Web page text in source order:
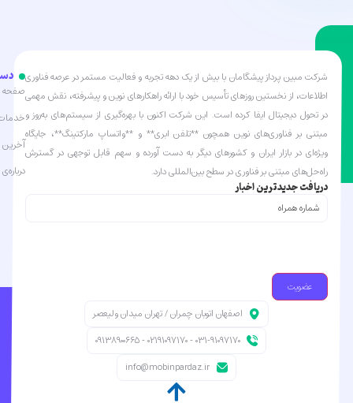
شرکت مبین پرداز پیشگامان با بیش از یک دهه تجربه و فعالیت مستمر در عرصه فناوری
اطلاعات، از نخستین روزهای تأسیس خود با ارائه راهکارهای نوین و پیشرفته، نقش مهمی
در تحول دیجیتال ایفا کرده است. این شرکت اکنون با بهره‌گیری از سیستم‌های به‌روز و
مبتنی بر فناوری‌های نوین همچون **تلفن ابری** و **واتساپ مارکتینگ**، جایگاه
ویژه‌ای در بازار ایران و کشورهای دیگر به دست آورده و سهم قابل توجهی در گسترش
راه‌حل‌های مبتنی بر فناوری در سطح بین‌المللی دارد.
صفحه
آخرین
دریافت جدیدترین اخبار
شمارههمراه(Required)
اصفهان اتوبان چمران / تهران میدان ولیعصر
031-91097170 - 02191097170 - 09138900665
info@mobinpardaz.ir